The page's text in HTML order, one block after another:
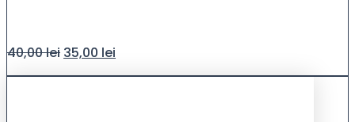
40,00lei 35,00 lei